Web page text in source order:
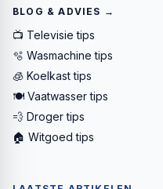
BLOG & ADVIES →
📺 Televisie tips
🫧 Wasmachine tips
🧊 Koelkast tips
🍽️ Vaatwasser tips
💨 Droger tips
🏠 Witgoed tips